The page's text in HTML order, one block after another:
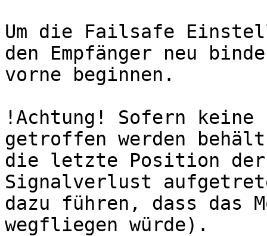
Um die Failsafe
den Empfänger neu
vorne beginnen.
!Achtung! Sofern
getroffen werden
die letzte Position der
Signalverlust
dazu führen, dass das
wegfliegen würde).